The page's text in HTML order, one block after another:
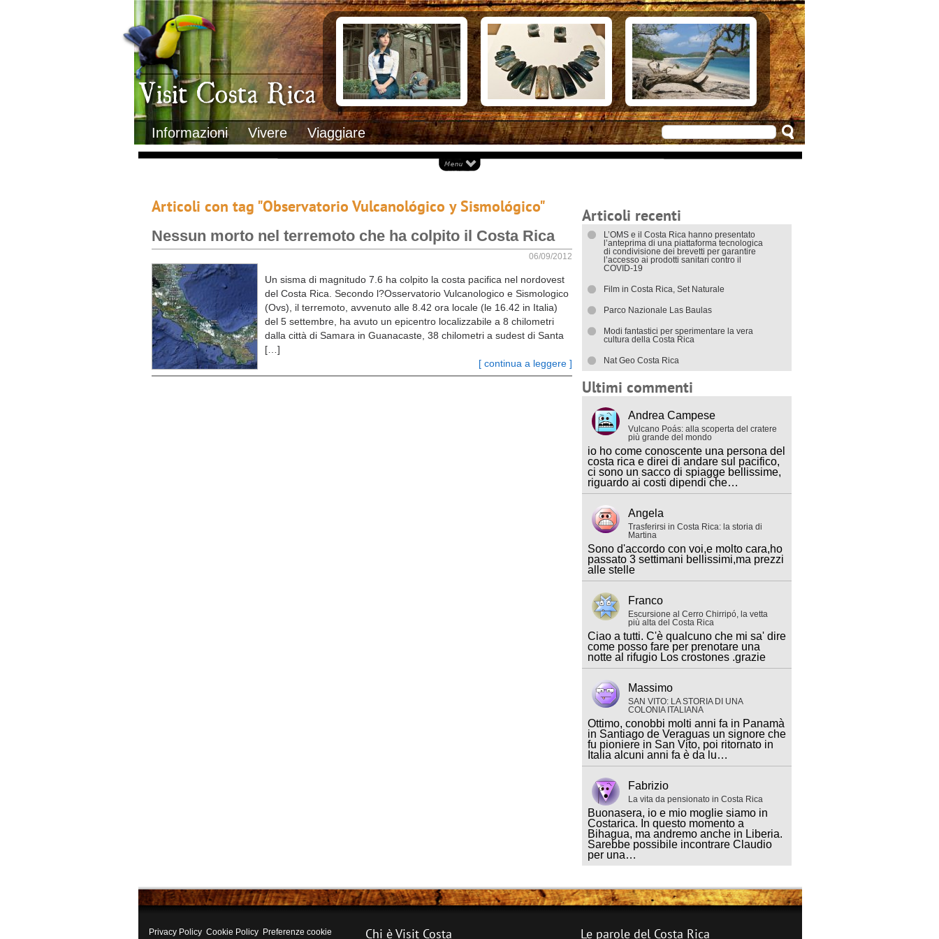
Visit Costa Rica
Informazioni Vivere Viaggiare
Clima
Geografia
Informazioni Geografiche
Letteratura e cultura
Gastronomia
Lo sapevi che
Musica
Natura
Storia
Trasporti Interni
Documenti necessari per trasferirsi
Italiani in Costa Rica
L’ambasciata italiana
Opportunità lavorative
Alloggiare in Costarica
Arrivare in Costarica
Cosa vedere
Attrazioni principali
Ecoturismo
Eventi e appuntamenti
Isole
Parchi Nazionali
Spiagge
Documenti di viaggio
I trasporti interni
Articoli con tag "Observatorio Vulcanológico y Sismológico"
Nessun morto nel terremoto che ha colpito il Costa Rica
06/09/2012
[ continua a leggere ]
Un sisma di magnitudo 7.6 ha colpito la costa pacifica nel nordovest
del Costa Rica. Secondo l?Osservatorio Vulcanologico e Sismologico
(Ovs), il terremoto, avvenuto alle 8.42 ora locale (le 16.42 in Italia)
del 5 settembre, ha avuto un epicentro localizzabile a 8 chilometri
dalla città di Samara in Guanacaste, 38 chilometri a sudest di Santa
[…]
Articoli recenti
L’OMS e il Costa Rica hanno presentato
l’anteprima di una piattaforma tecnologica
di condivisione dei brevetti per garantire
l’accesso ai prodotti sanitari contro il
COVID-19
Film in Costa Rica, Set Naturale
Parco Nazionale Las Baulas
Modi fantastici per sperimentare la vera
cultura della Costa Rica
Nat Geo Costa Rica
Ultimi commenti
Andrea Campese
Vulcano Poás: alla scoperta del cratere
più grande del mondo
io ho come conoscente una persona del
costa rica e direi di andare sul pacifico,
ci sono un sacco di spiagge bellissime,
riguardo ai costi dipendi che…
Angela
Trasferirsi in Costa Rica: la storia di
Martina
Sono d'accordo con voi,e molto cara,ho
passato 3 settimani bellissimi,ma prezzi
alle stelle
Franco
Escursione al Cerro Chirripó, la vetta
più alta del Costa Rica
Ciao a tutti. C'è qualcuno che mi sa' dire
come posso fare per prenotare una
notte al rifugio Los crostones .grazie
Massimo
SAN VITO: LA STORIA DI UNA
COLONIA ITALIANA
Ottimo, conobbi molti anni fa in Panamà
in Santiago de Veraguas un signore che
fu pioniere in San Vito, poi ritornato in
Italia alcuni anni fa è da lu…
Fabrizio
La vita da pensionato in Costa Rica
Buonasera, io e mio moglie siamo in
Costarica. In questo momento a
Bihagua, ma andremo anche in Liberia.
Sarebbe possibile incontrare Claudio
per una…
Privacy Policy Cookie Policy Preferenze cookie Chi è Visit Costa Le parole del Costa Rica